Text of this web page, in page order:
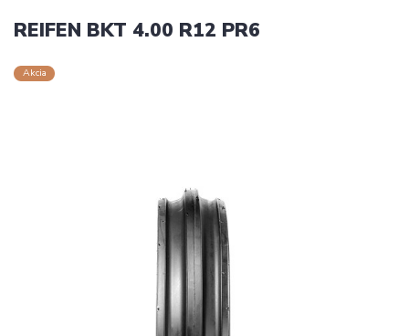
REIFEN BKT 4.00 R12 PR6
Akcia